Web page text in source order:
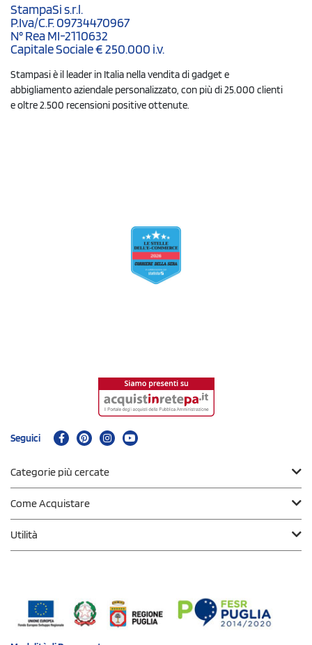
StampaSi s.r.l.
P.Iva/C.F. 09734470967
N° Rea MI-2110632
Capitale Sociale € 250.000 i.v.
Stampasi è il leader in Italia nella vendita di gadget e
abbigliamento aziendale personalizzato, con più di 25.000 clienti
e oltre 2.500 recensioni positive ottenute.
Seguici
Categorie più cercate
Come Acquistare
Utilità